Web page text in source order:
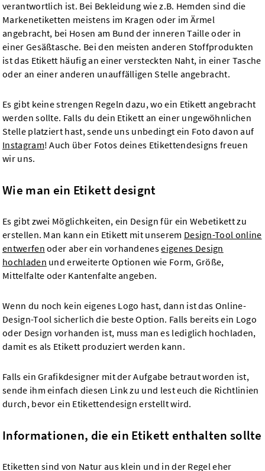
verantwortlich ist. Bei Bekleidung wie z.B. Hemden sind die
Markenetiketten meistens im Kragen oder im Ärmel
angebracht, bei Hosen am Bund der inneren Taille oder in
einer Gesäßtasche. Bei den meisten anderen Stoffprodukten
ist das Etikett häufig an einer versteckten Naht, in einer Tasche
oder an einer anderen unauffälligen Stelle angebracht.
Es gibt keine strengen Regeln dazu, wo ein Etikett angebracht
werden sollte. Falls du dein Etikett an einer ungewöhnlichen
Stelle platziert hast, sende uns unbedingt ein Foto davon auf
Instagram! Auch über Fotos deines Etikettendesigns freuen
wir uns.
Wie man ein Etikett designt
Es gibt zwei Möglichkeiten, ein Design für ein Webetikett zu
erstellen. Man kann ein Etikett mit unserem Design-Tool online
entwerfen oder aber ein vorhandeneseigenes Design
hochladen und erweiterte Optionen wie Form, Größe,
Mittelfalte oder Kantenfalte angeben.
Wenn du noch kein eigenes Logo hast, dann ist das Online-
Design-Tool sicherlich die beste Option. Falls bereits ein Logo
oder Design vorhanden ist, muss man es lediglich hochladen,
damit es als Etikett produziert werden kann.
Falls ein Grafikdesigner mit der Aufgabe betraut worden ist,
sende ihm einfach diesen Link zu und lest euch die Richtlinien
durch, bevor ein Etikettendesign erstellt wird.
Informationen, die ein Etikett enthalten sollte
Etiketten sind von Natur aus klein und in der Regel eher